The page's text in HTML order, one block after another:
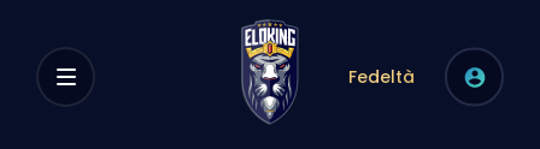
Fedeltà